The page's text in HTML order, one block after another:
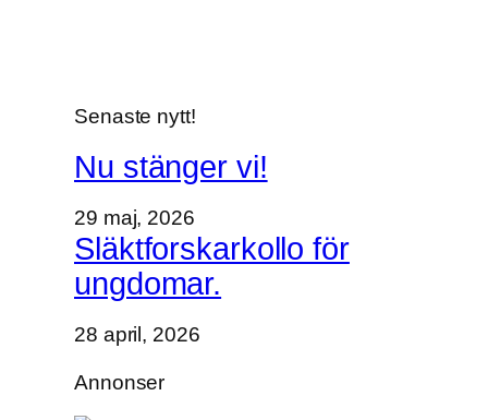
l
e
n
.
Senaste nytt!
Nu stänger vi!
29 maj, 2026
Släktforskarkollo för
ungdomar.
28 april, 2026
Annonser